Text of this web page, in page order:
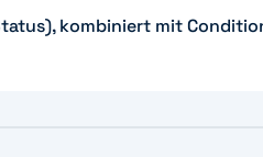
kombiniert mit